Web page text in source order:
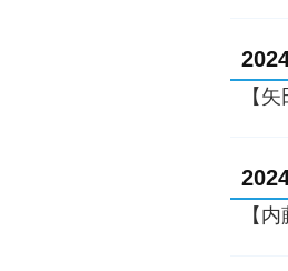
【
【